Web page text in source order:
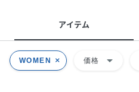
アイテム
WOMEN 価格 arrow_drop_down